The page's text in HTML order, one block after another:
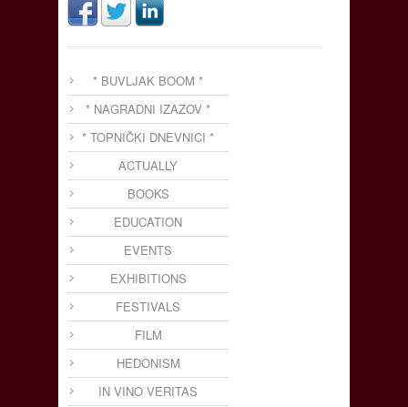
* BUVLJAK BOOM *
* NAGRADNI IZAZOV *
* TOPNIČKI DNEVNICI *
ACTUALLY
BOOKS
EDUCATION
EVENTS
EXHIBITIONS
FESTIVALS
FILM
HEDONISM
IN VINO VERITAS